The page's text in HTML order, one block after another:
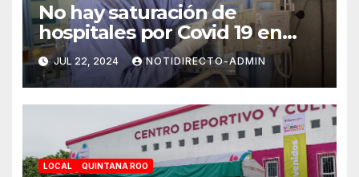
No hay saturación de
hospitales por Covid 19 en
Playa del Carmen
JUL 22, 2024 NOTIDIRECTO-ADMIN
LOCAL QUINTANA ROO